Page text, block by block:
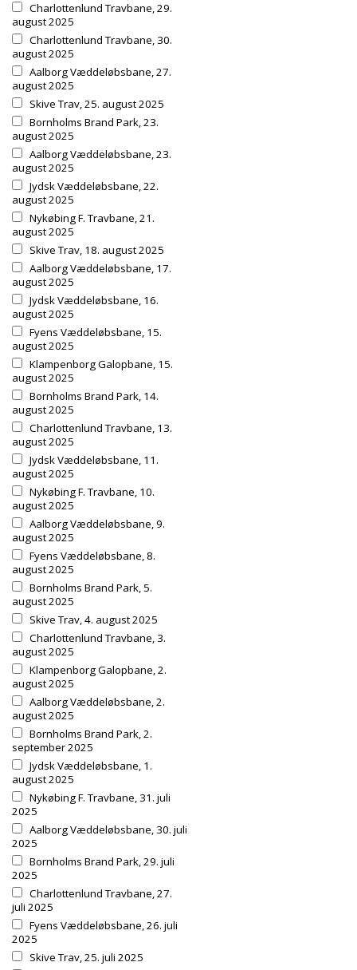
Charlottenlund Travbane, 29.
august 2025
Charlottenlund Travbane, 30.
august 2025
Aalborg Væddeløbsbane, 27.
august 2025
Skive Trav, 25. august 2025
Bornholms Brand Park, 23.
august 2025
Aalborg Væddeløbsbane, 23.
august 2025
Jydsk Væddeløbsbane, 22.
august 2025
Nykøbing F. Travbane, 21.
august 2025
Skive Trav, 18. august 2025
Aalborg Væddeløbsbane, 17.
august 2025
Jydsk Væddeløbsbane, 16.
august 2025
Fyens Væddeløbsbane, 15.
august 2025
Klampenborg Galopbane, 15.
august 2025
Bornholms Brand Park, 14.
august 2025
Charlottenlund Travbane, 13.
august 2025
Jydsk Væddeløbsbane, 11.
august 2025
Nykøbing F. Travbane, 10.
august 2025
Aalborg Væddeløbsbane, 9.
august 2025
Fyens Væddeløbsbane, 8.
august 2025
Bornholms Brand Park, 5.
august 2025
Skive Trav, 4. august 2025
Charlottenlund Travbane, 3.
august 2025
Klampenborg Galopbane, 2.
august 2025
Aalborg Væddeløbsbane, 2.
august 2025
Bornholms Brand Park, 2.
september 2025
Jydsk Væddeløbsbane, 1.
august 2025
Nykøbing F. Travbane, 31. juli
2025
Aalborg Væddeløbsbane, 30. juli
2025
Bornholms Brand Park, 29. juli
2025
Charlottenlund Travbane, 27.
juli 2025
Fyens Væddeløbsbane, 26. juli
2025
Skive Trav, 25. juli 2025